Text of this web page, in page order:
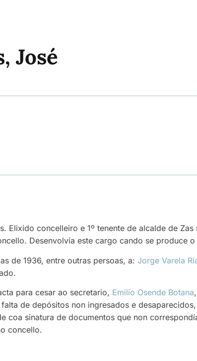
José
Elixido concelleiro e 1º tenente de alcalde de Zas
Desenvolvía este cargo cando se produce
de 1936, entre outras persoas, a: Jorge Varela
para cesar ao secretario, Emilio Osende Botana
de depósitos non ingresados e
coa sinatura de documentos que non
concello.